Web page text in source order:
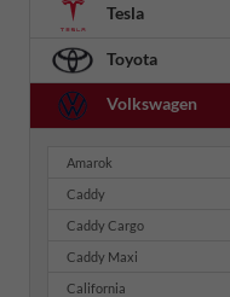
Tesla
Toyota
Volkswagen
Amarok
Caddy
Caddy Cargo
Caddy Maxi
California